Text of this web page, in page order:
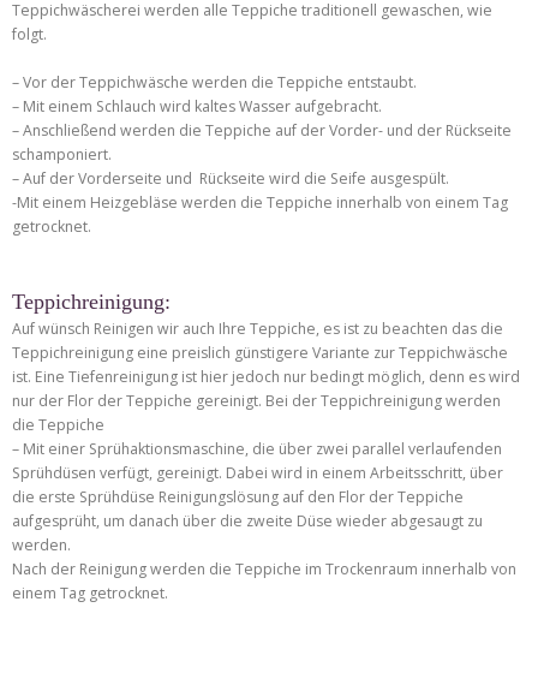
Teppichwäscherei werden alle Teppiche traditionell gewaschen, wie
folgt.
– Vor der Teppichwäsche werden die Teppiche entstaubt.
– Mit einem Schlauch wird kaltes Wasser aufgebracht.
– Anschließend werden die Teppiche auf der Vorder- und der Rückseite
schamponiert.
– Auf der Vorderseite und Rückseite wird die Seife ausgespült.
-Mit einem Heizgebläse werden die Teppiche innerhalb von einem Tag
getrocknet.
Teppichreinigung:
Auf wünsch Reinigen wir auch Ihre Teppiche, es ist zu beachten das die
Teppichreinigung eine preislich günstigere Variante zur Teppichwäsche
ist. Eine Tiefenreinigung ist hier jedoch nur bedingt möglich, denn es wird
nur der Flor der Teppiche gereinigt. Bei der Teppichreinigung werden
die Teppiche
– Mit einer Sprühaktionsmaschine, die über zwei parallel verlaufenden
Sprühdüsen verfügt, gereinigt. Dabei wird in einem Arbeitsschritt, über
die erste Sprühdüse Reinigungslösung auf den Flor der Teppiche
aufgesprüht, um danach über die zweite Düse wieder abgesaugt zu
werden.
Nach der Reinigung werden die Teppiche im Trockenraum innerhalb von
einem Tag getrocknet.